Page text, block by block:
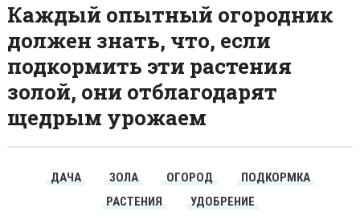
Каждый опытный огородник
должен знать, что, если
подкормить эти растения
золой, они отблагодарят
щедрым урожаем
ДАЧА ЗОЛА ОГОРОД
ПОДКОРМКА
РАСТЕНИЯ
УДОБРЕНИЕ